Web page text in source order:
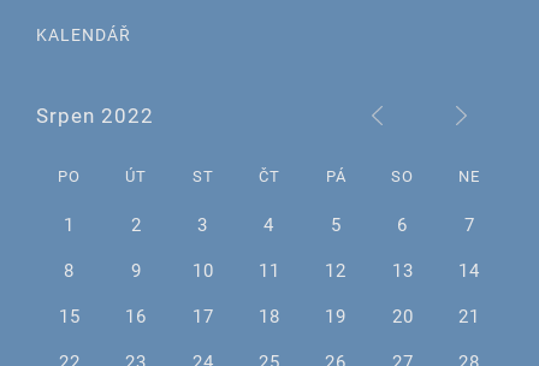
KALENDÁŘ
Srpen 2022
PO ÚT ST ČT PÁ SO NE
1 2 3 4 5 6
7
8
9 10 11 12 13
14
15
16 17 18 19 20
21